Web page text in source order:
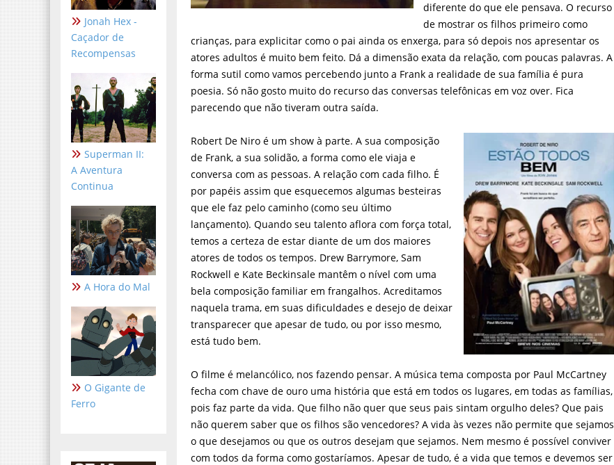
Jonah Hex -
Caçador de
Recompensas
Superman II:
A Aventura
Continua
A Hora do Mal
O Gigante de
Ferro
diferente do que ele pensava. O recurso
de mostrar os filhos primeiro como
crianças, para explicitar como o pai ainda os enxerga, para só depois nos apresentar os
atores adultos é muito bem feito. Dá a dimensão exata da relação, com poucas palavras. A
forma sutil como vamos percebendo junto a Frank a realidade de sua família é pura
poesia. Só não gosto muito do recurso das conversas telefônicas em voz over. Fica
parecendo que não tiveram outra saída.
Robert De Niro é um show à parte. A sua composição
de Frank, a sua solidão, a forma como ele viaja e
conversa com as pessoas. A relação com cada filho. É
por papéis assim que esquecemos algumas besteiras
que ele faz pelo caminho (como seu último
lançamento). Quando seu talento aflora com força total,
temos a certeza de estar diante de um dos maiores
atores de todos os tempos. Drew Barrymore, Sam
Rockwell e Kate Beckinsale mantêm o nível com uma
bela composição familiar em frangalhos. Acreditamos
naquela trama, em suas dificuldades e desejo de deixar
transparecer que apesar de tudo, ou por isso mesmo,
está tudo bem.
O filme é melancólico, nos fazendo pensar. A música tema composta por Paul McCartney
fecha com chave de ouro uma história que está em todos os lugares, em todas as famílias,
pois faz parte da vida. Que filho não quer que seus pais sintam orgulho deles? Que pais
não querem saber que os filhos são vencedores? A vida às vezes não permite que sejamos
o que desejamos ou que os outros desejam que sejamos. Nem mesmo é possível conviver
com todos da forma como gostaríamos. Apesar de tudo, é a vida que temos e devemos ser